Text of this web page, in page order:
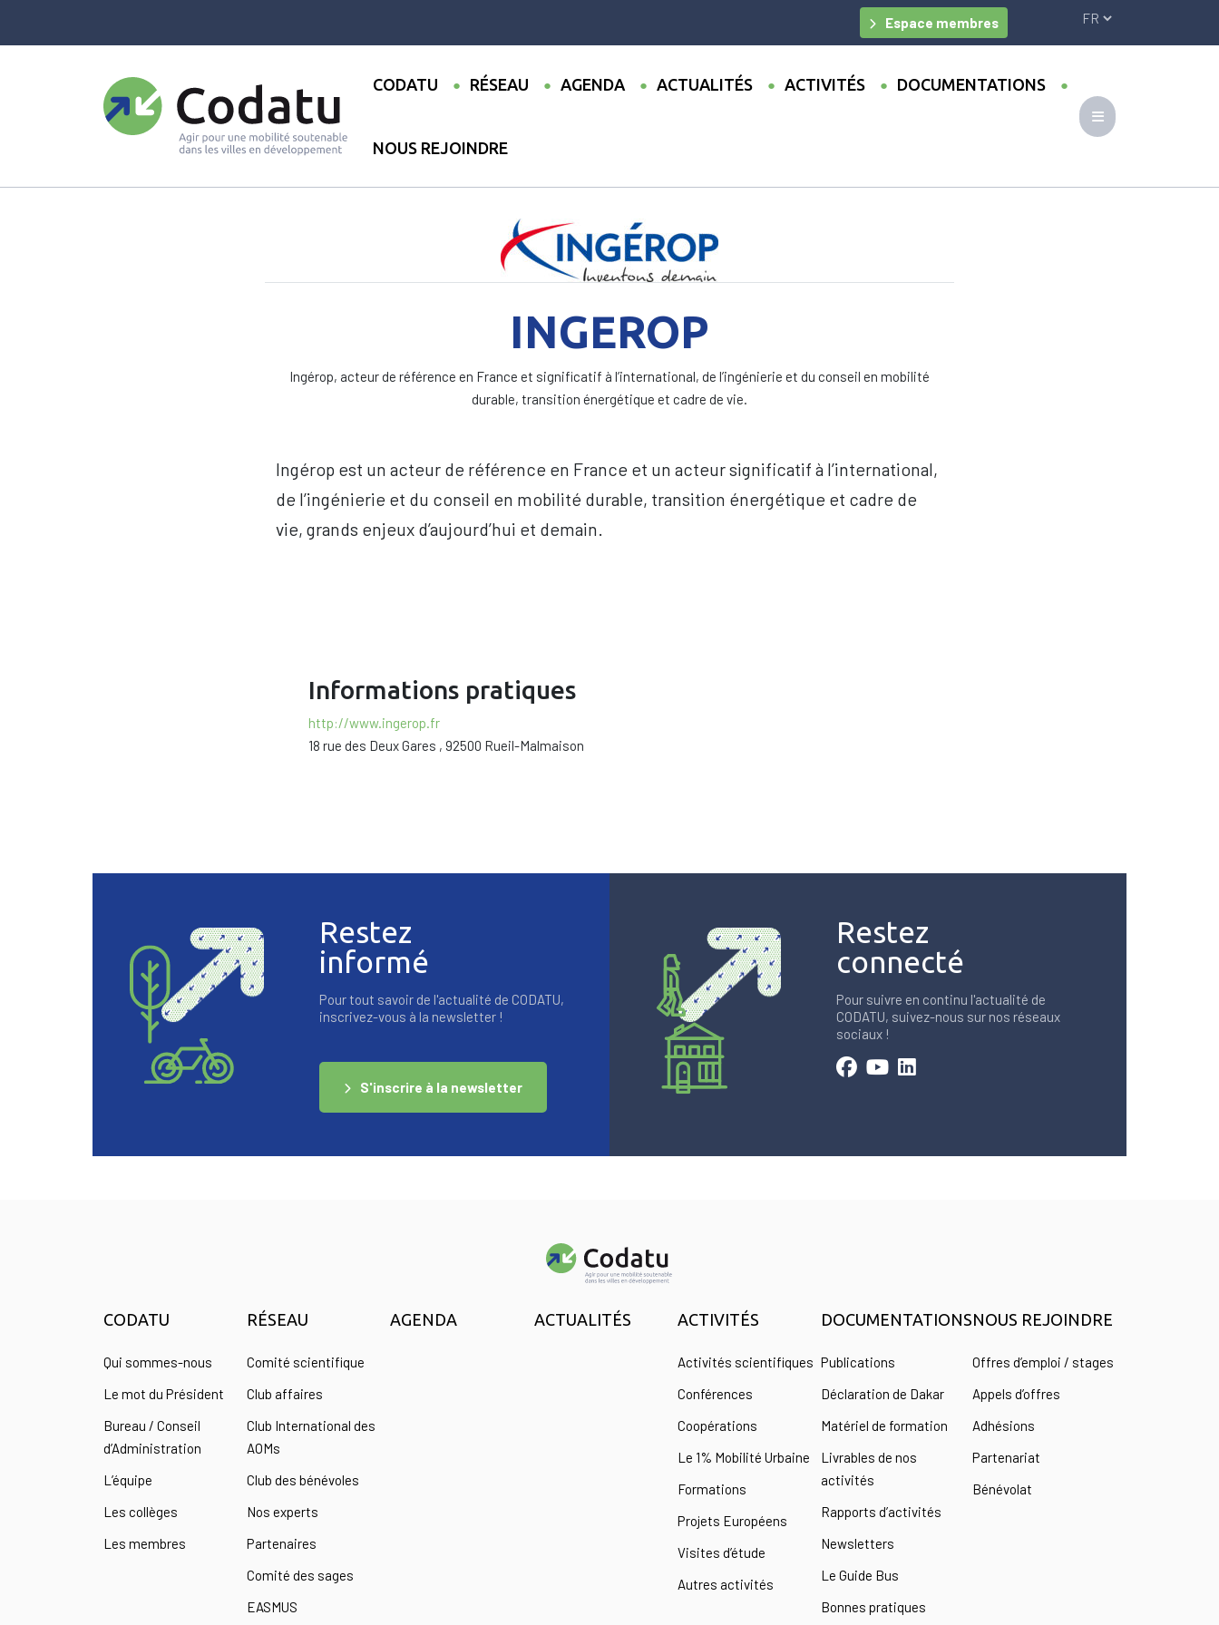
Espace membres
CODATU RÉSEAU AGENDA ACTUALITÉS ACTIVITÉS DOCUMENTATIONS
NOUS REJOINDRE
INGEROP
Ingérop, acteur de référence en France et significatif à l’international, de l’ingénierie et du conseil en mobilité
durable, transition énergétique et cadre de vie.
Ingérop est un acteur de référence en France et un acteur significatif à l’international,
de l’ingénierie et du conseil en mobilité durable, transition énergétique et cadre de
vie, grands enjeux d’aujourd’hui et demain.
Informations pratiques
http://www.ingerop.fr
18 rue des Deux Gares , 92500 Rueil-Malmaison
Restez
informé
Pour tout savoir de l'actualité de CODATU,
inscrivez-vous à la newsletter !
S'inscrire à la newsletter
Restez
connecté
Pour suivre en continu l'actualité de
CODATU, suivez-nous sur nos réseaux
sociaux !
CODATU
Qui sommes-nous
Le mot du Président
Bureau / Conseil
d’Administration
L’équipe
Les collèges
Les membres
RÉSEAU
Comité scientifique
Club affaires
Club International des
AOMs
Club des bénévoles
Nos experts
Partenaires
Comité des sages
EASMUS
AGENDA ACTUALITÉS ACTIVITÉS
Activités scientifiques
Conférences
Coopérations
Le 1% Mobilité Urbaine
Formations
Projets Européens
Visites d’étude
Autres activités
DOCUMENTATIONS
Publications
Déclaration de Dakar
Matériel de formation
Livrables de nos
activités
Rapports d’activités
Newsletters
Le Guide Bus
Bonnes pratiques
NOUS REJOINDRE
Offres d’emploi / stages
Appels d’offres
Adhésions
Partenariat
Bénévolat